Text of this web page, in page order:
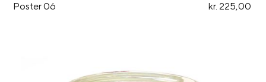
Poster 06 kr. 225,00